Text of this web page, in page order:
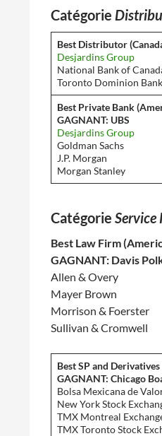
Catégorie
Best Distributor
Desjardins Group
National Bank of
Toronto Dominion Bank
Best Private Bank
GAGNANT: UBS
Desjardins Group
Goldman Sachs
J.P. Morgan
Morgan Stanley
Catégorie Service
Best Law Firm
GAGNANT: Davis
Allen & Overy
Mayer Brown
Morrison & Foerster
Sullivan & Cromwell
Best SP and
GAGNANT: Chicago
Bolsa Mexicana de
New York Stock
TMX Montreal
TMX Toronto Stock